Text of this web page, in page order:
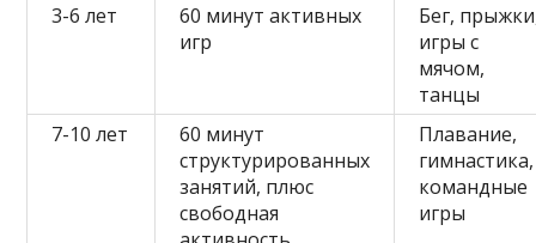
3-6 лет
60 минут активных
игр
Бег,
игры с
мячом,
танцы
7-10 лет
60 минут
структурированных
занятий, плюс
свободная
Плавание,
гимнастика,
командные
игры